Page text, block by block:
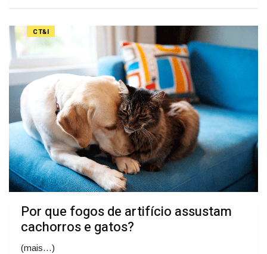
CT&I
Por que fogos de artifício assustam
cachorros e gatos?
(mais…)